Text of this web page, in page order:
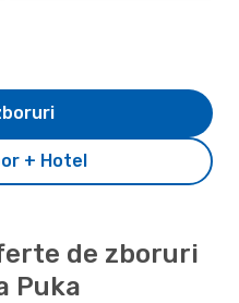
+ Hotel
de zboruri
Puka